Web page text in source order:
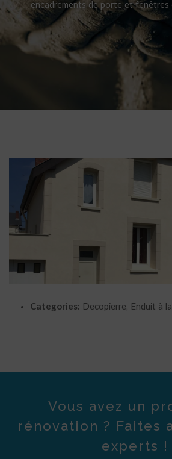
encadrements de porte et fenêtres
Categories: Decopierre, Enduit à
Vous avez un
rénovation ? Faites
experts !